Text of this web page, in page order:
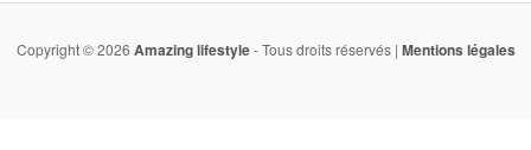
Copyright © 2026 Amazing lifestyle- Tous droits réservés | Mentions légales